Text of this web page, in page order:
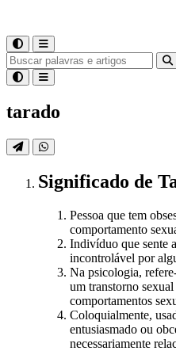
tarado
Significado de
Pessoa que tem
comportamento
Indivíduo que sente
incontrolável por
Na psicologia,
um transtorno
comportamentos
Coloquialmente,
entusiasmado ou
necessariamente